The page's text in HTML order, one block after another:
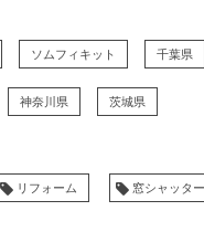
ソムフィキット 千葉県
神奈川県 茨城県
リフォーム 窓シャッタ